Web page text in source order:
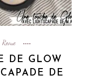
Revue
DE GLOW
DE